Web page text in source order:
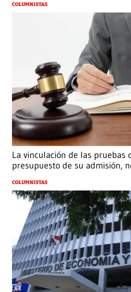
COLUMNISTAS
La vinculación de las pruebas
presupuesto de su admisión,
COLUMNISTAS